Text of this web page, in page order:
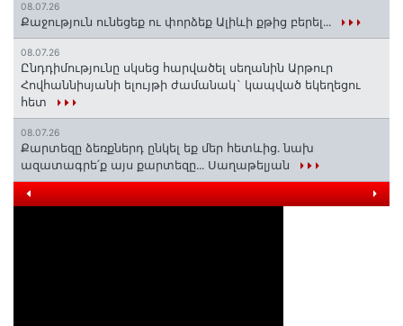
08.07.26
Քաջություն ունեցեք ու փորձեք Ալիևի քթից բերել․․․
08.07.26
Ընդդիմությունը սկսեց հարվածել սեղանին Արթուր
Հովհաննիսյանի ելույթի ժամանակ` կապված եկեղեցու
հետ
08.07.26
Քարտեզը ձեռքներդ ընկել եք մեր հետևից․ նախ
ազատագրե՛ք այս քարտեզը․․․ Սաղաթելյան